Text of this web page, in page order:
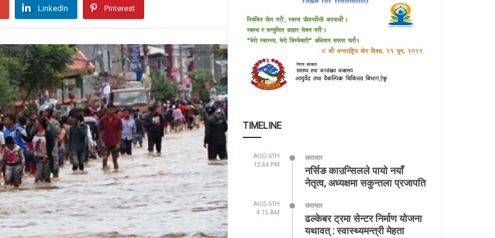
LinkedIn Pinterest
TIMELINE
AUG 6TH
12:44 PM
समाचार
नर्सिङ काउन्सिलले पायो नयाँ
नेतृत्व, अध्यक्षमा सकुन्तला प्रजापति
AUG 6TH
4:15 AM
समाचार
ढल्केबर ट्रमा सेन्टर निर्माण योजना
यथावत् : स्वास्थ्यमन्त्री मेहता